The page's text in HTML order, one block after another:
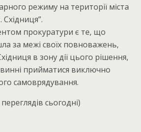
режиму на території міста
прокуратури є те, що
за межі своїх повноважень,
в зону дії цього рішення,
прийматися виключно
самоврядування.
сьогодні)